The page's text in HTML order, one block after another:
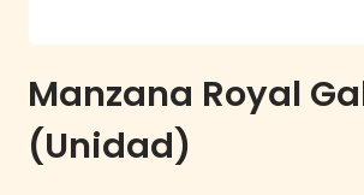
Manzana Royal
(Unidad)